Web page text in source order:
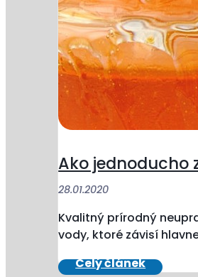
Ako jednoducho
28.01.2020
Kvalitný prírodný
vody, ktoré závisí